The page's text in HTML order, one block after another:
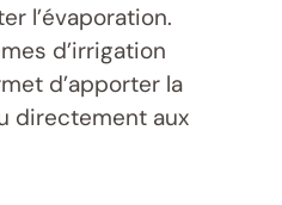
l’évaporation.
d’irrigation
d’apporter la
directement aux